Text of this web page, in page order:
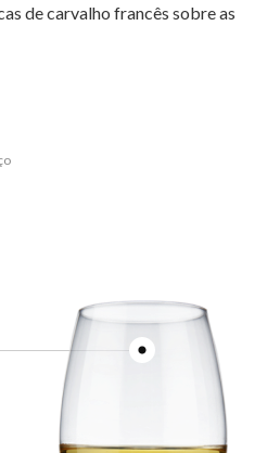
de carvalho francês sobre as